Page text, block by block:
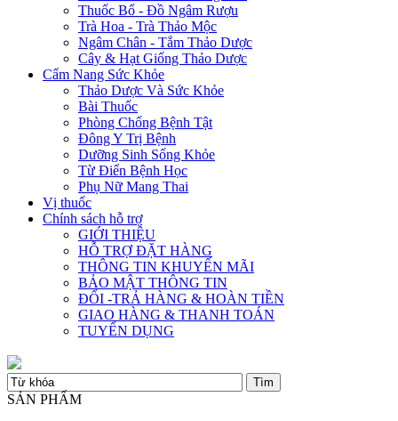
Thuốc Bổ - Đồ Ngâm Rượu
Trà Hoa - Trà Thảo Mộc
Ngâm Chân - Tắm Thảo Dược
Cây & Hạt Giống Thảo Dược
Cẩm Nang Sức Khỏe
Thảo Dược Và Sức Khỏe
Bài Thuốc
Phòng Chống Bệnh Tật
Đông Y Trị Bệnh
Dưỡng Sinh Sống Khỏe
Từ Điển Bệnh Học
Phụ Nữ Mang Thai
Vị thuốc
Chính sách hỗ trợ
GIỚI THIỆU
HỖ TRỢ ĐẶT HÀNG
THÔNG TIN KHUYẾN MÃI
BẢO MẬT THÔNG TIN
ĐỔI -TRẢ HÀNG & HOÀN TIỀN
GIAO HÀNG & THANH TOÁN
TUYỂN DỤNG
SẢN PHẨM